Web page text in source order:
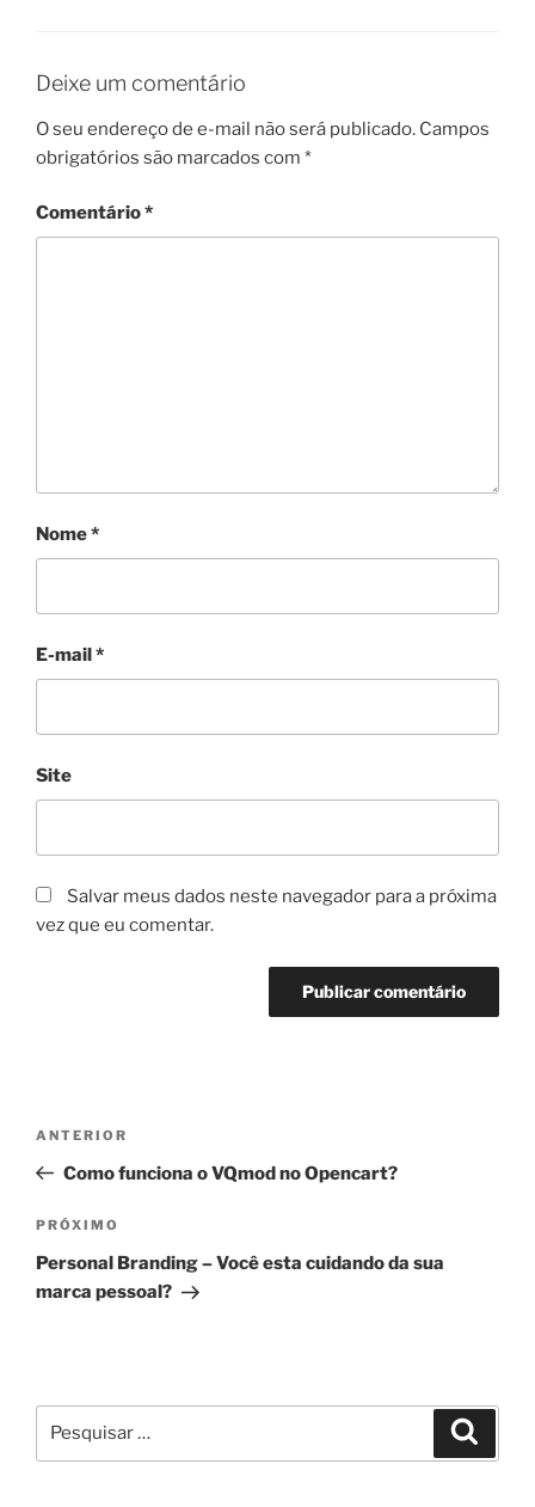
Deixe um comentário
O seu endereço de e-mail não será publicado. Campos
obrigatórios são marcados com *
Comentário*
Nome*
E-mail*
Site
Salvar meus dados neste navegador para a próxima
vez que eu comentar.
Post
Post
anterior
ANTERIOR
Como funciona o VQmod no Opencart?
Próximo
post
PRÓXIMO
Personal Branding – Você esta cuidando da sua
marca pessoal?
por: